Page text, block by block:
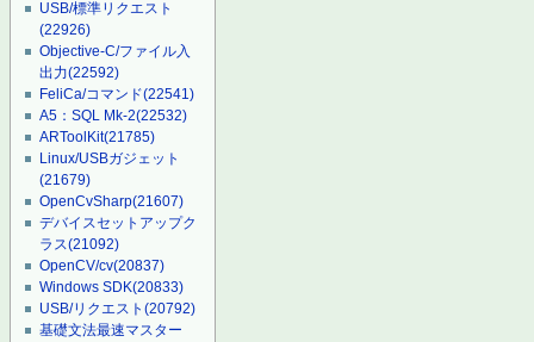
USB/標準リクエスト
(22926)
Objective-C/ファイル入
出力(22592)
FeliCa/コマンド(22541)
A5：SQL Mk-2(22532)
ARToolKit(21785)
Linux/USBガジェット
(21679)
OpenCvSharp(21607)
デバイスセットアップク
ラス(21092)
OpenCV/cv(20837)
Windows SDK(20833)
USB/リクエスト(20792)
基礎文法最速マスター